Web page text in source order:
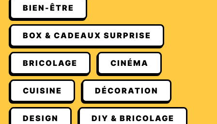
BIEN-ÊTRE
BOX & CADEAUX SURPRISE
BRICOLAGE CINÉMA
CUISINE DÉCORATION
DESIGN DIY & BRICOLAGE